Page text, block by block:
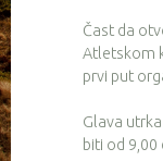
Čast da
Atletskom
prvi put
Glava
biti od 9,00